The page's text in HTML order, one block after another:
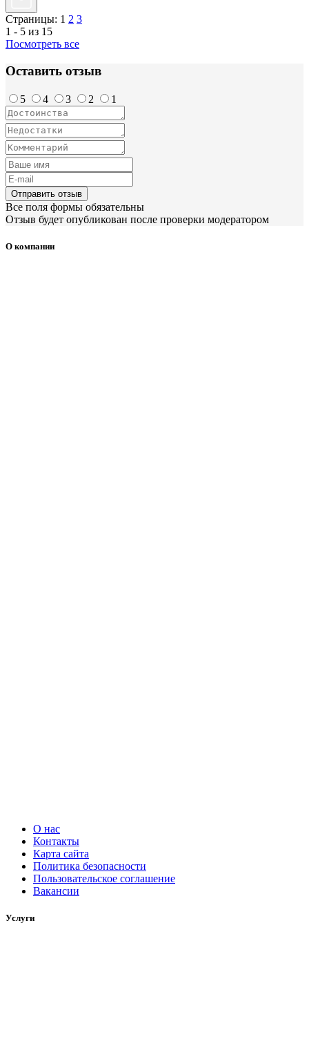
Страницы: 1 2 3
1 - 5 из 15
Посмотреть все
Оставить отзыв
5 4 3 2 1
Отправить отзыв
Все поля формы обязательны
Отзыв будет опубликован после проверки модератором
О компании
О нас
Контакты
Карта сайта
Политика безопасности
Пользовательское соглашение
Вакансии
Услуги